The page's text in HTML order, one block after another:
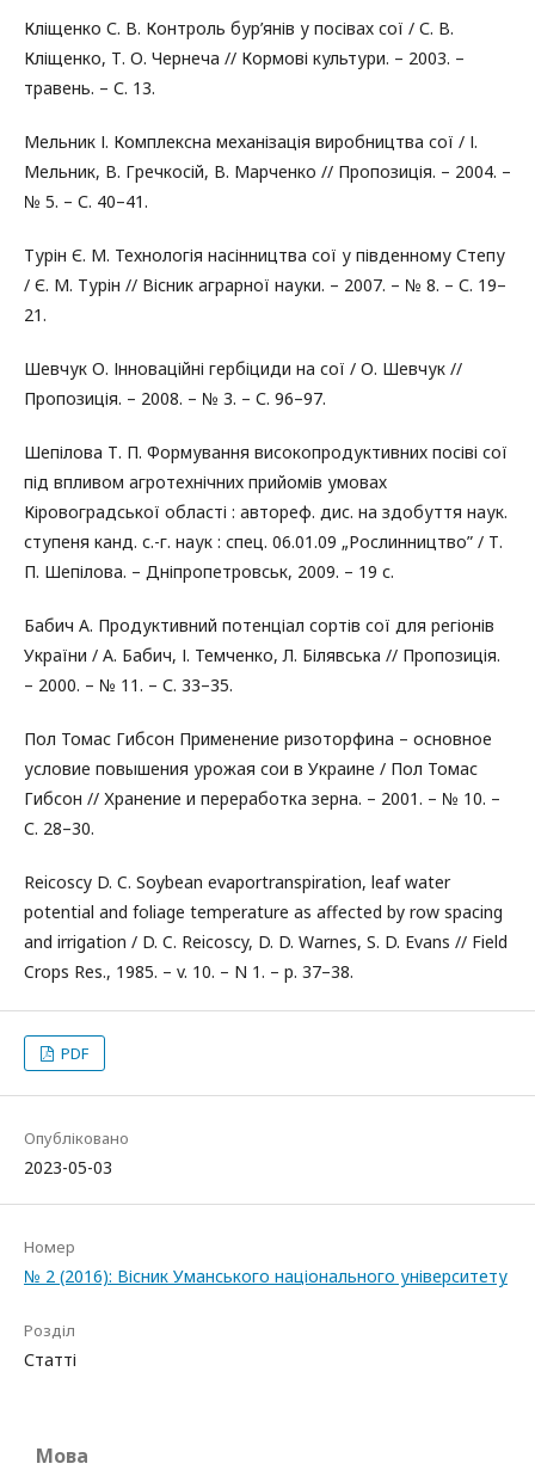
Кліщенко С. В. Контроль бур’янів у посівах сої / С. В.
Кліщенко, Т. О. Чернеча // Кормові культури. – 2003. –
травень. – С. 13.
Мельник І. Комплексна механізація виробництва сої / І.
Мельник, В. Гречкосій, В. Марченко // Пропозиція. – 2004. –
№ 5. – С. 40–41.
Турін Є. М. Технологія насінництва сої у південному Степу
/ Є. М. Турін // Вісник аграрної науки. – 2007. – № 8. – С. 19–
21.
Шевчук О. Інноваційні гербіциди на сої / О. Шевчук //
Пропозиція. – 2008. – № 3. – С. 96–97.
Шепілова Т. П. Формування високопродуктивних посіві сої
під впливом агротехнічних прийомів умовах
Кіровоградської області : автореф. дис. на здобуття наук.
ступеня канд. с.-г. наук : спец. 06.01.09 „Рослинництво” / Т.
П. Шепілова. – Дніпропетровськ, 2009. – 19 с.
Бабич А. Продуктивний потенціал сортів сої для регіонів
України / А. Бабич, І. Темченко, Л. Білявська // Пропозиція.
– 2000. – № 11. – С. 33–35.
Пол Томас Гибсон Применение ризоторфина – основное
условие повышения урожая сои в Украине / Пол Томас
Гибсон // Хранение и переработка зерна. – 2001. – № 10. –
С. 28–30.
Reicoscy D. C. Soybean evaportranspiration, leaf water
potential and foliage temperature as affected by row spacing
and irrigation / D. C. Reicoscy, D. D. Warnes, S. D. Evans // Field
Crops Res., 1985. – v. 10. – N 1. – p. 37–38.
PDF
Опубліковано
2023-05-03
Номер
№ 2 (2016): Вісник Уманського національного університету
Розділ
Статті
Мова